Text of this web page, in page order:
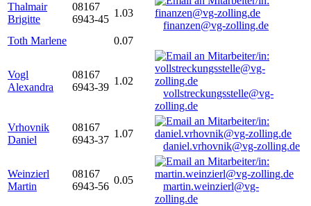
Thalmair
Brigitte
08167
6943-45
1.03
finanzen@vg-zolling.de
Toth Marlene
0.07
Vogl
Alexandra
08167
6943-39
1.02
vollstreckungsstelle@vg-
zolling.de
Vrhovnik
Daniel
08167
6943-37
1.07
daniel.vrhovnik@vg-zolling.de
Weinzierl
Martin
08167
6943-56
0.05
martin.weinzierl@vg-
zolling.de